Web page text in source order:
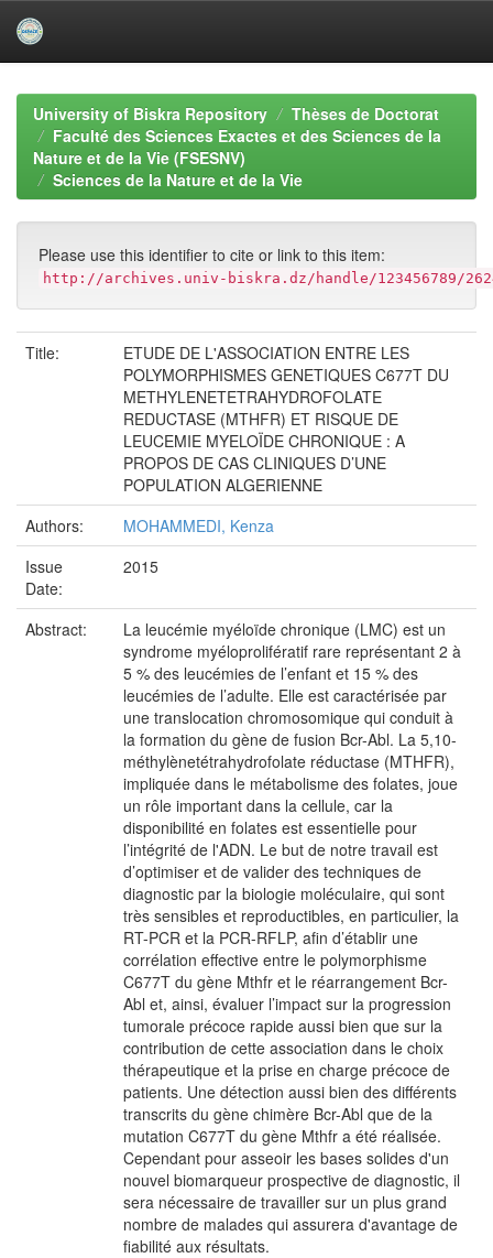
navigationUniversity of Biskra Repository
Thèses de Doctorat
Faculté des Sciences Exactes et des Sciences de la
Nature et de la Vie (FSESNV)
Sciences de la Nature et de la Vie
Please use this identifier to cite or link to this item:
http://archives.univ-biskra.dz/handle/123456789/
Title:
ETUDE DE L'ASSOCIATION ENTRE LES
POLYMORPHISMES GENETIQUES C677T DU
METHYLENETETRAHYDROFOLATE
REDUCTASE (MTHFR) ET RISQUE DE
LEUCEMIE MYELOÏDE CHRONIQUE : A
PROPOS DE CAS CLINIQUES D’UNE
POPULATION ALGERIENNE
Authors:
MOHAMMEDI, Kenza
Issue
Date:
2015
Abstract:
La leucémie myéloïde chronique (LMC) est un
syndrome myéloprolifératif rare représentant 2 à
5 % des leucémies de l’enfant et 15 % des
leucémies de l’adulte. Elle est caractérisée par
une translocation chromosomique qui conduit à
la formation du gène de fusion Bcr-Abl. La 5,10-
méthylènetétrahydrofolate réductase (MTHFR),
impliquée dans le métabolisme des folates, joue
un rôle important dans la cellule, car la
disponibilité en folates est essentielle pour
l’intégrité de l'ADN. Le but de notre travail est
d’optimiser et de valider des techniques de
diagnostic par la biologie moléculaire, qui sont
très sensibles et reproductibles, en particulier, la
RT-PCR et la PCR-RFLP, afin d’établir une
corrélation effective entre le polymorphisme
C677T du gène Mthfr et le réarrangement Bcr-
Abl et, ainsi, évaluer l’impact sur la progression
tumorale précoce rapide aussi bien que sur la
contribution de cette association dans le choix
thérapeutique et la prise en charge précoce de
patients. Une détection aussi bien des différents
transcrits du gène chimère Bcr-Abl que de la
mutation C677T du gène Mthfr a été réalisée.
Cependant pour asseoir les bases solides d'un
nouvel biomarqueur prospective de diagnostic, il
sera nécessaire de travailler sur un plus grand
nombre de malades qui assurera d'avantage de
fiabilité aux résultats.